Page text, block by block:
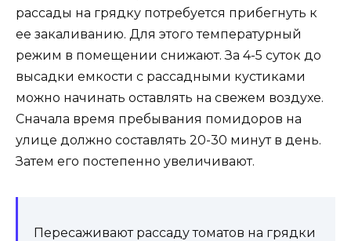
рассады на грядку потребуется прибегнуть к
ее закаливанию. Для этого температурный
режим в помещении снижают. За 4-5 суток до
высадки емкости с рассадными кустиками
можно начинать оставлять на свежем воздухе.
Сначала время пребывания помидоров на
улице должно составлять 20-30 минут в день.
Затем его постепенно увеличивают.
Пересаживают рассаду томатов на грядки